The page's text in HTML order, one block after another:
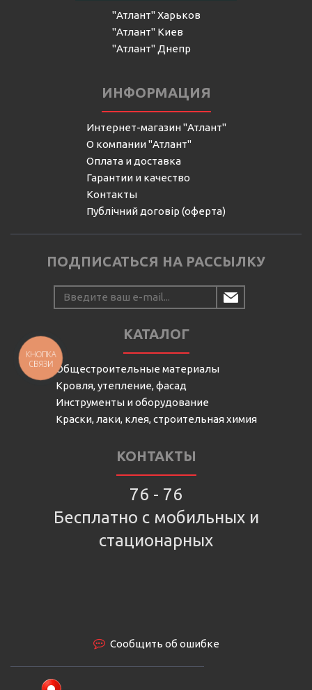
"Атлант" Харьков
"Атлант" Киев
"Атлант" Днепр
ИНФОРМАЦИЯ
Интернет-магазин "Атлант"
О компании "Атлант"
Оплата и доставка
Гарантии и качество
Контакты
Публічний договір (оферта)
ПОДПИСАТЬСЯ НА РАССЫЛКУ
КАТАЛОГ
Общестроительные материалы
Кровля, утепление, фасад
Инструменты и оборудование
Краски, лаки, клея, строительная химия
КОНТАКТЫ
76 - 76
Бесплатно с мобильных и
стационарных
Сообщить об ошибке
КНОПКА
СВЯЗИ